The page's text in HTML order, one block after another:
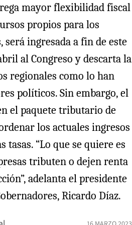
mayor flexibilidad fiscal
propios para los
será ingresada a fin de este
al Congreso y descarta la
regionales como lo han
políticos. Sin embargo, el
el paquete tributario de
los actuales ingresos
tasas. “Lo que se quiere es
tributen o dejen renta
adelanta el presidente
Ricardo Díaz.